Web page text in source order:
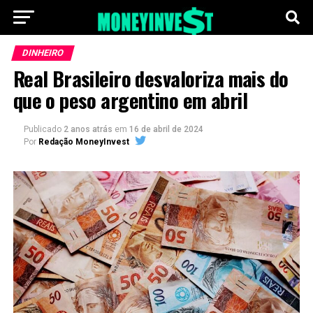
DINHEIRO
Real Brasileiro desvaloriza mais do
que o peso argentino em abril
Publicado 2 anos atrás em 16 de abril de 2024
Por Redação MoneyInvest